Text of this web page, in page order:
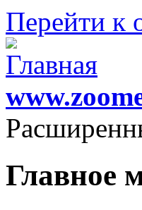
Перейти к
Главное